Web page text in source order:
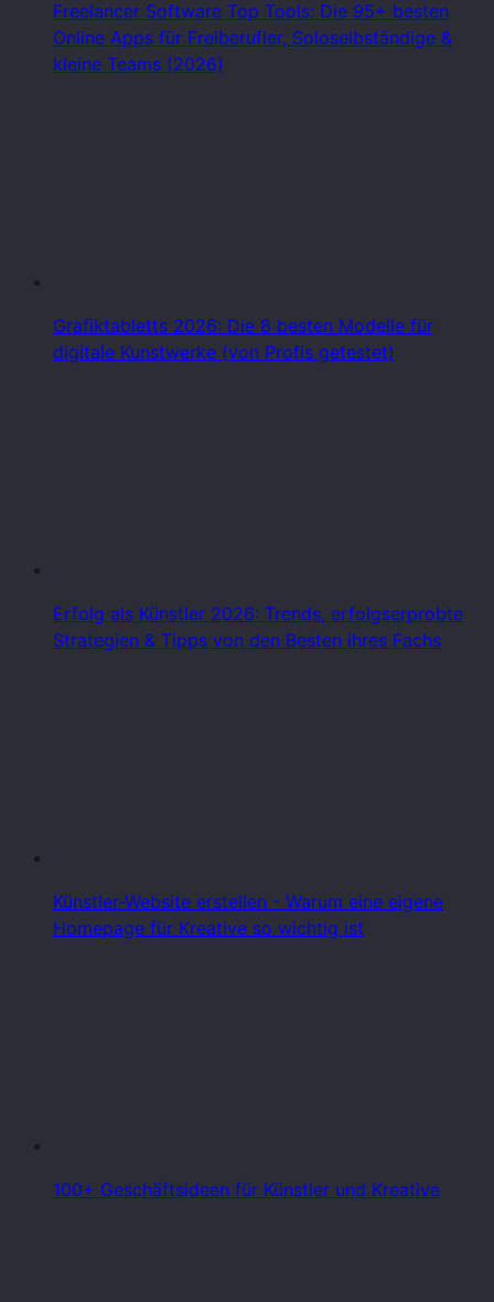
Freelancer Software Top Tools: Die 95+ besten
Online Apps für Freiberufler, Soloselbständige &
kleine Teams (2026)
Grafiktabletts 2026: Die 8 besten Modelle für
digitale Kunstwerke (von Profis getestet)
Erfolg als Künstler 2026: Trends, erfolgserprobte
Strategien & Tipps von den Besten ihres Fachs
Künstler-Website erstellen - Warum eine eigene
Homepage für Kreative so wichtig ist
100+ Geschäftsideen für Künstler und Kreative